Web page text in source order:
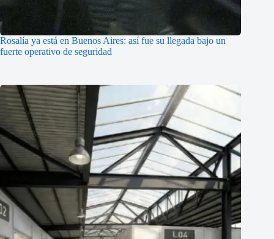
Rosalía ya está en Buenos Aires: así fue su llegada bajo un
fuerte operativo de seguridad